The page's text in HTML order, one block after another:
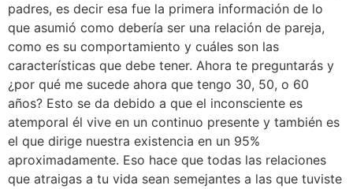
padres, es decir esa fue la primera información de lo
que asumió como debería ser una relación de pareja,
como es su comportamiento y cuáles son las
características que debe tener. Ahora te preguntarás y
¿por qué me sucede ahora que tengo 30, 50, o 60
años? Esto se da debido a que el inconsciente es
atemporal él vive en un continuo presente y también es
el que dirige nuestra existencia en un 95%
aproximadamente. Eso hace que todas las relaciones
que atraigas a tu vida sean semejantes a las que tuviste